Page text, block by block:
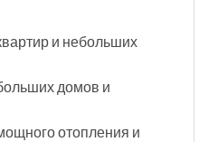
и небольших
домов и
отопления и